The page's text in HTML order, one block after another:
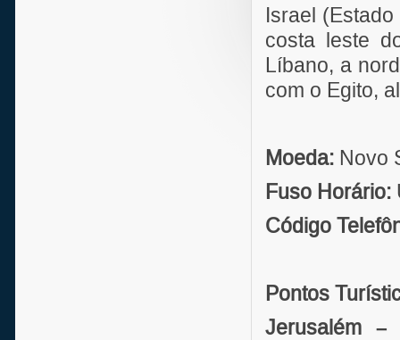
Israel
costa leste
Líbano, a
com o Egito,
Moeda: Novo
Fuso Horário:
Código
Pontos
Jerusalém –